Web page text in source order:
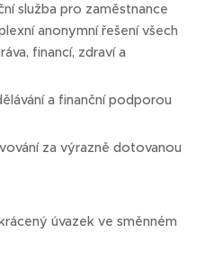
služba pro zaměstnance
anonymní řešení všech
financí, zdraví a
a finanční podporou
za výrazně dotovanou
úvazek ve směnném